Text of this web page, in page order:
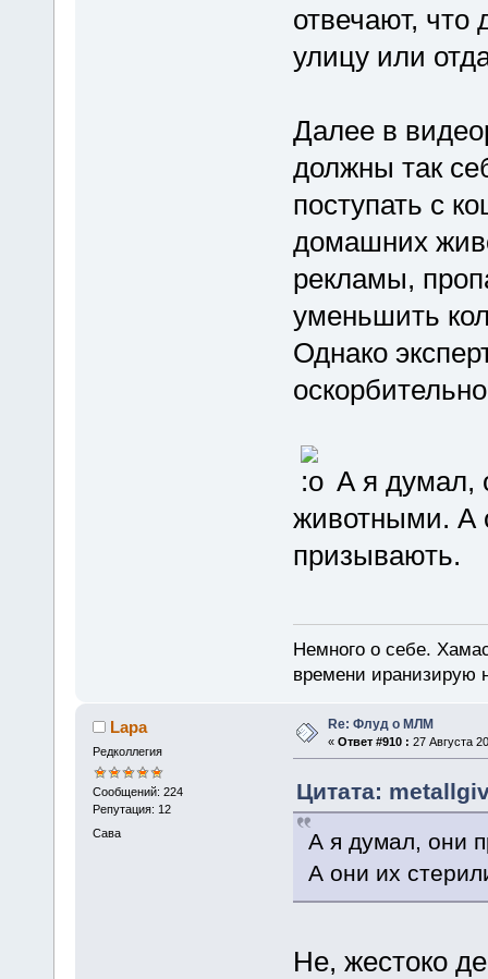
отвечают, что
улицу или
Далее в
должны так
поступать с
домашних
рекламы,
уменьшить
Однако
А я думал,
животными. А
призывають.
Немного о себе.
времени иранизирую
Lapa
Редколлегия
Сообщений: 224
Репутация: 12
Сава
Re: Флуд о МЛМ
« Ответ #910 : 27 Августа
Цитата:
А я думал, они
А они их
Не, жестоко